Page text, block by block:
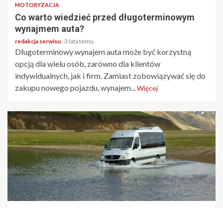
MOTORYZACJA
Co warto wiedzieć przed długoterminowym
wynajmem auta?
redakcja serwisu 3 lata temu
Długoterminowy wynajem auta może być korzystną
opcją dla wielu osób, zarówno dla klientów
indywidualnych, jak i firm. Zamiast zobowiązywać się do
zakupu nowego pojazdu, wynajem...Więcej
2 min odczytu